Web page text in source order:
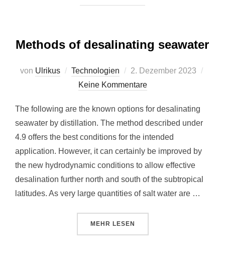
Methods of desalinating seawater
von Ulrikus Technologien
Veröffentlicht
am
2. Dezember 2023
Keine Kommentare
The following are the known options for desalinating
seawater by distillation. The method described under
4.9 offers the best conditions for the intended
application. However, it can certainly be improved by
the new hydrodynamic conditions to allow effective
desalination further north and south of the subtropical
latitudes. As very large quantities of salt water are …
MEHR ÜBER „METHODS OF
LESEN